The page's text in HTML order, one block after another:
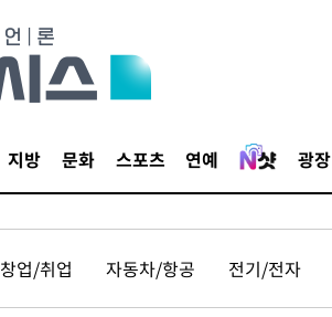
지방 문화 스포츠 연예 광장
창업/취업 자동차/항공 전기/전자